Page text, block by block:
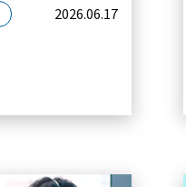
2026.06.17